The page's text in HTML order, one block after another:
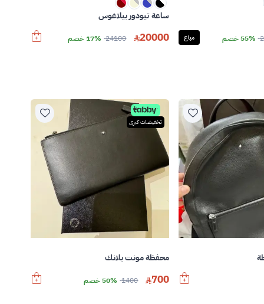
55% خصم مباع
ساعة تيودور بيلاغوس
20000
24100 17% خصم
تخفيضات كبرى
محفظة مونت بلانك
700
1400 50% خصم